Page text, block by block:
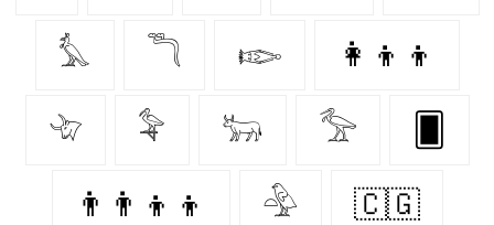
𓅘 𓆕 𓆢 👩‍👦‍👦
𓄀 𓅝 𓃒 𓅡
👨‍👨‍👦‍👦 𓅲 🇨🇬